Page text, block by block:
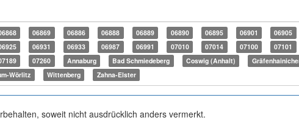
06869 06886 06888 06889 06890 06895 06901
06905
06931 06933 06987 06991 07010 07014 07100
07101
07260 Annaburg Bad Schmiedeberg Coswig (Anhalt)
Wörlitz Wittenberg Zahna-Elster
soweit nicht ausdrücklich anders vermerkt.